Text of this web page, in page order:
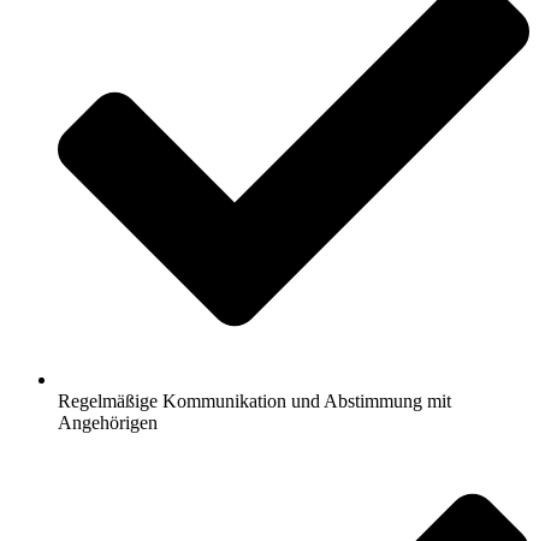
Regelmäßige Kommunikation und Abstimmung mit
Angehörigen